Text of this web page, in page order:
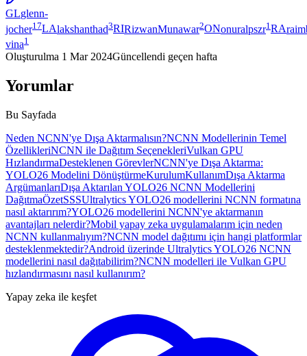
GLglenn-
jocher17LAlakshanthad3RIRizwanMunawar2ONonuralpszr1 RA
vina1
Oluşturulma 1 Mar 2024Güncellendi geçen hafta
Yorumlar
Bu Sayfada
Neden NCNN'ye Dışa Aktarmalısın?NCNN Modellerinin Temel
ÖzellikleriNCNN ile Dağıtım SeçenekleriVulkan GPU
HızlandırmaDesteklenen GörevlerNCNN'ye Dışa Aktarma:
YOLO26 Modelini DönüştürmeKurulumKullanımDışa Aktarma
ArgümanlarıDışa Aktarılan YOLO26 NCNN Modellerini
DağıtmaÖzetSSSUltralytics YOLO26 modellerini NCNN formatına
nasıl aktarırım?YOLO26 modellerini NCNN'ye aktarmanın
avantajları nelerdir?Mobil yapay zeka uygulamalarım için neden
NCNN kullanmalıyım?NCNN model dağıtımı için hangi platformlar
desteklenmektedir?Android üzerinde Ultralytics YOLO26 NCNN
modellerini nasıl dağıtabilirim?NCNN modelleri ile Vulkan GPU
hızlandırmasını nasıl kullanırım?
Yapay zeka ile keşfet